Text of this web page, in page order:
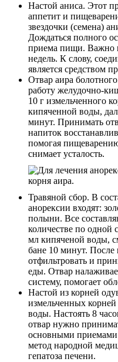
Настой аниса. Этот
аппетит и
звездочки (семена)
Дождаться полного
приема пищи. Важно
недель. К слову,
является средством
Отвар аира
работу желудочно-
10 г измельченного
кипяченной воды,
минут. Принимать
напиток
помогая
снимает усталость.
Травяной сбор. В
анорексии входят:
полыни. Все
количестве по одной
мл кипяченой воды,
бане 10 минут.
отфильтровать и
еды. Отвар
систему, помогает
Настой из корней
измельченных корней
воды. Настоять 8
отвар нужно
основными
метод народной
гепатоза печени.